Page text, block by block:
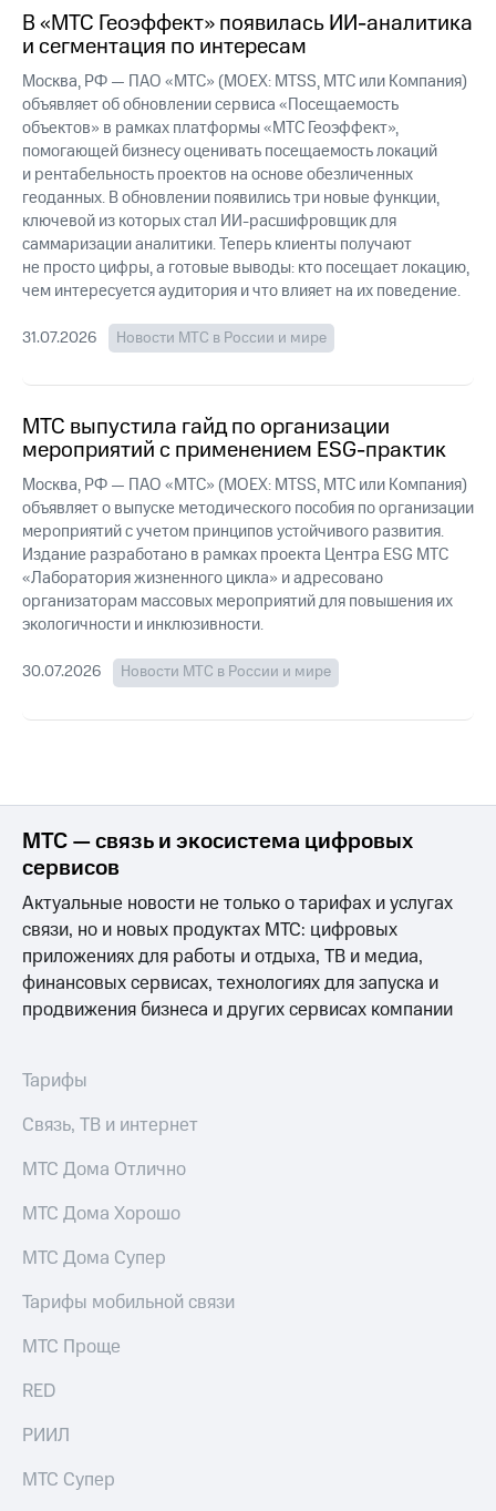
Порядок
выкупа
акций
Дивиденды
Рынок
облигаций
Описание
Еврооблигации-2023
Уведомление
о
погашении
именных
облигаций
Регистратор
Контакты
развитие
деловая этика
На главную
В «МТС Геоэффект» появилась ИИ-аналитика
и сегментация по интересам
Москва, РФ — ПАО «МТС» (MOEX: MTSS, МТС или Компания)
объявляет об обновлении сервиса «Посещаемость
объектов» в рамках платформы «МТС Геоэффект»,
помогающей бизнесу оценивать посещаемость локаций
и рентабельность проектов на основе обезличенных
геоданных. В обновлении появились три новые функции,
ключевой из которых стал ИИ-расшифровщик для
саммаризации аналитики. Теперь клиенты получают
не просто цифры, а готовые выводы: кто посещает локацию,
чем интересуется аудитория и что влияет на их поведение.
31.07.2026 Новости МТС в России и мире
МТС выпустила гайд по организации
мероприятий с применением ESG-практик
Москва, РФ — ПАО «МТС» (MOEX: MTSS, МТС или Компания)
объявляет о выпуске методического пособия по организации
мероприятий с учетом принципов устойчивого развития.
Издание разработано в рамках проекта Центра ESG МТС
«Лаборатория жизненного цикла» и адресовано
организаторам массовых мероприятий для повышения их
экологичности и инклюзивности.
30.07.2026 Новости МТС в России и мире
МТС — связь и экосистема цифровых
сервисов
Актуальные новости не только о тарифах и услугах
связи, но и новых продуктах МТС: цифровых
приложениях для работы и отдыха, ТВ и медиа,
финансовых сервисах, технологиях для запуска и
продвижения бизнеса и других сервисах компании
Тарифы
Связь, ТВ и интернет
МТС Дома Отлично
МТС Дома Хорошо
МТС Дома Супер
Тарифы мобильной связи
МТС Проще
RED
РИИЛ
МТС Супер